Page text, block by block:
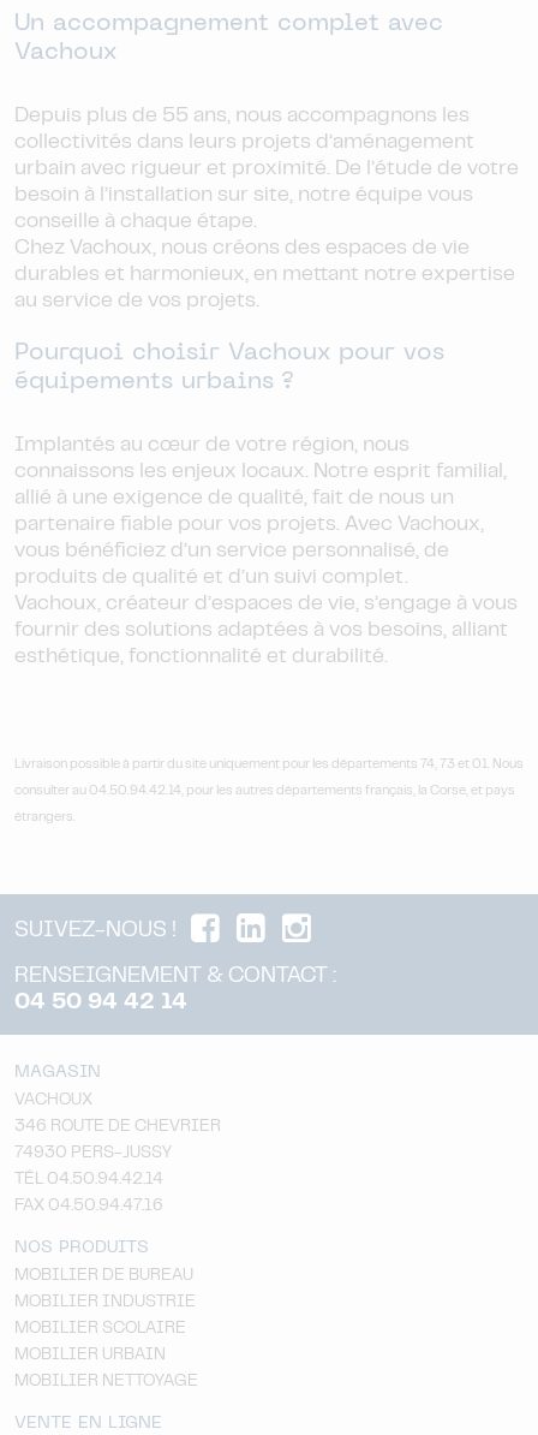
Un accompagnement complet avec
Vachoux
Depuis plus de 55 ans, nous accompagnons les
collectivités dans leurs projets d’aménagement
urbain avec rigueur et proximité. De l’étude de votre
besoin à l’installation sur site, notre équipe vous
conseille à chaque étape.
Chez Vachoux, nous créons des espaces de vie
durables et harmonieux, en mettant notre expertise
au service de vos projets.
Pourquoi choisir Vachoux pour vos
équipements urbains ?
Implantés au cœur de votre région, nous
connaissons les enjeux locaux. Notre esprit familial,
allié à une exigence de qualité, fait de nous un
partenaire fiable pour vos projets. Avec Vachoux,
vous bénéficiez d’un service personnalisé, de
produits de qualité et d’un suivi complet.
Vachoux, créateur d’espaces de vie, s’engage à vous
fournir des solutions adaptées à vos besoins, alliant
esthétique, fonctionnalité et durabilité.
Livraison possible à partir du site uniquement pour les départements 74, 73 et 01. Nous
consulter au 04.50.94.42.14, pour les autres départements français, la Corse, et pays
étrangers.
SUIVEZ-NOUS !
RENSEIGNEMENT & CONTACT :
04 50 94 42 14
MAGASIN
VACHOUX
346 ROUTE DE CHEVRIER
74930 PERS-JUSSY
TÉL 04.50.94.42.14
FAX 04.50.94.47.16
NOS PRODUITS
MOBILIER DE BUREAU
MOBILIER INDUSTRIE
MOBILIER SCOLAIRE
MOBILIER URBAIN
MOBILIER NETTOYAGE
VENTE EN LIGNE